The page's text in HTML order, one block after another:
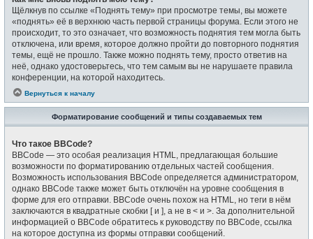
Щёлкнув по ссылке «Поднять тему» при просмотре темы, вы можете
«поднять» её в верхнюю часть первой страницы форума. Если этого не
происходит, то это означает, что возможность поднятия тем могла быть
отключена, или время, которое должно пройти до повторного поднятия
темы, ещё не прошло. Также можно поднять тему, просто ответив на
неё, однако удостоверьтесь, что тем самым вы не нарушаете правила
конференции, на которой находитесь.
Вернуться к началу
Форматирование сообщений и типы создаваемых тем
Что такое BBCode?
BBCode — это особая реализация HTML, предлагающая большие
возможности по форматированию отдельных частей сообщения.
Возможность использования BBCode определяется администратором,
однако BBCode также может быть отключён на уровне сообщения в
форме для его отправки. BBCode очень похож на HTML, но теги в нём
заключаются в квадратные скобки [ и ], а не в < и >. За дополнительной
информацией о BBCode обратитесь к руководству по BBCode, ссылка
на которое доступна из формы отправки сообщений.